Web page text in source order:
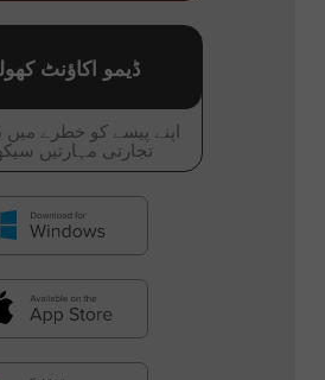
اپنے پیسے کو خطرے میں
تجارتی مہارتیں
ڈیمو اکاؤنٹ